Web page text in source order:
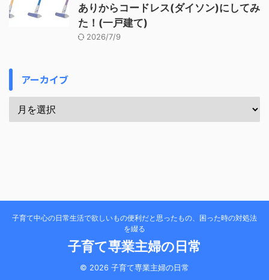
ありからコードレス(ダイソン)にしてみ
た！(一戸建て)
2026/7/9
アーカイブ
子育て中心の日常生活で欲しいもの便利だと思ったもの、困った時の対処法
を綴る
子育て専業主婦の日常
© 2026 子育て専業主婦の日常